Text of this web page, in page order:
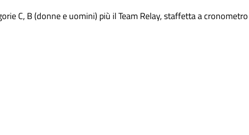
C, B (donne e uomini) più il Team Relay, staffetta a cronometro